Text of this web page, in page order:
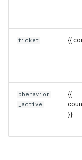
ticket {{
pbehavior
_active
{{
}}